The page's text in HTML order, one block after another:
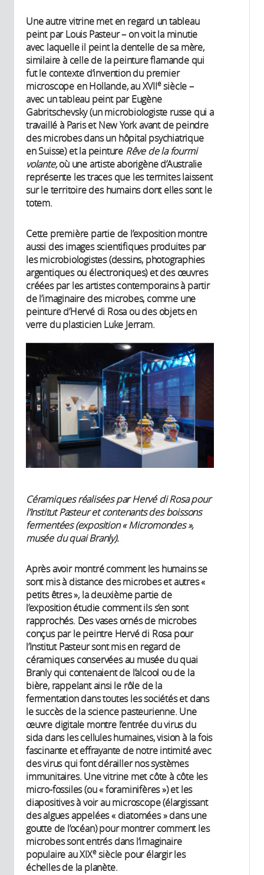
Une autre vitrine met en regard un tableau
peint par Louis Pasteur – on voit la minutie
avec laquelle il peint la dentelle de sa mère,
similaire à celle de la peinture flamande qui
fut le contexte d’invention du premier
microscope en Hollande, au XVIIesiècle –
avec un tableau peint par Eugène
Gabritschevsky (un microbiologiste russe qui a
travaillé à Paris et New York avant de peindre
des microbes dans un hôpital psychiatrique
en Suisse) et la peinture Rêve de la fourmi
volante,où une artiste aborigène d’Australie
représente les traces que les termites laissent
sur le territoire des humains dont elles sont le
totem.
Cette première partie de l’exposition montre
aussi des images scientifiques produites par
les microbiologistes (dessins, photographies
argentiques ou électroniques) et des œuvres
créées par les artistes contemporains à partir
de l’imaginaire des microbes, comme une
peinture d’Hervé di Rosa ou des objets en
verre du plasticien Luke Jerram.
Céramiques réalisées par Hervé di Rosa pour
l’Institut Pasteur et contenants des boissons
fermentées (exposition « Micromondes »,
musée du quai Branly).
Après avoir montré comment les humains se
sont mis à distance des microbes et autres «
petits êtres », la deuxième partie de
l’exposition étudie comment ils s’en sont
rapprochés. Des vases ornés de microbes
conçus par le peintre Hervé di Rosa pour
l’Institut Pasteur sont mis en regard de
céramiques conservées au musée du quai
Branly qui contenaient de l’alcool ou de la
bière, rappelant ainsi le rôle de la
fermentation dans toutes les sociétés et dans
le succès de la science pasteurienne. Une
œuvre digitale montre l’entrée du virus du
sida dans les cellules humaines, vision à la fois
fascinante et effrayante de notre intimité avec
des virus qui font dérailler nos systèmes
immunitaires. Une vitrine met côte à côte les
micro-fossiles (ou « foraminifères ») et les
diapositives à voir au microscope (élargissant
des algues appelées « diatomées » dans une
goutte de l’océan) pour montrer comment les
microbes sont entrés dans l’imaginaire
populaire au XIXesiècle pour élargir les
échelles de la planète.